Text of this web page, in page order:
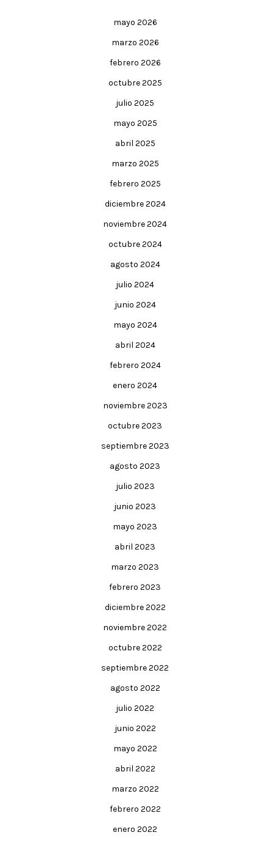
mayo 2026
marzo 2026
febrero 2026
octubre 2025
julio 2025
mayo 2025
abril 2025
marzo 2025
febrero 2025
diciembre 2024
noviembre 2024
octubre 2024
agosto 2024
julio 2024
junio 2024
mayo 2024
abril 2024
febrero 2024
enero 2024
noviembre 2023
octubre 2023
septiembre 2023
agosto 2023
julio 2023
junio 2023
mayo 2023
abril 2023
marzo 2023
febrero 2023
diciembre 2022
noviembre 2022
octubre 2022
septiembre 2022
agosto 2022
julio 2022
junio 2022
mayo 2022
abril 2022
marzo 2022
febrero 2022
enero 2022